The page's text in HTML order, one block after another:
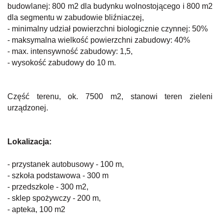
budowlanej: 800 m2 dla budynku wolnostojącego i 800 m2
dla segmentu w zabudowie bliźniaczej,
- minimalny udział powierzchni biologicznie czynnej: 50%
- maksymalna wielkość powierzchni zabudowy: 40%
- max. intensywność zabudowy: 1,5,
- wysokość zabudowy do 10 m.
Część terenu, ok. 7500 m2, stanowi teren zieleni
urządzonej.
Lokalizacja:
- przystanek autobusowy - 100 m,
- szkoła podstawowa - 300 m
- przedszkole - 300 m2,
- sklep spożywczy - 200 m,
- apteka, 100 m2